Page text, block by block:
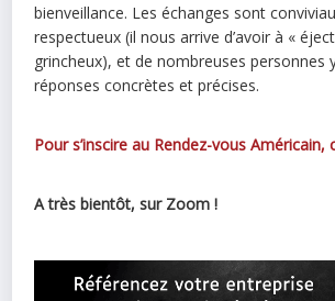
bienveillance. Les échanges sont
respectueux (il nous arrive d’avoir à «
grincheux), et de nombreuses personnes
réponses concrètes et précises.
Pour s’inscire au Rendez-vous Américain,
A très bientôt, sur Zoom !